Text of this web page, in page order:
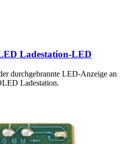
Ladestation-LED
durchgebrannte LED-Anzeige an
Ladestation.